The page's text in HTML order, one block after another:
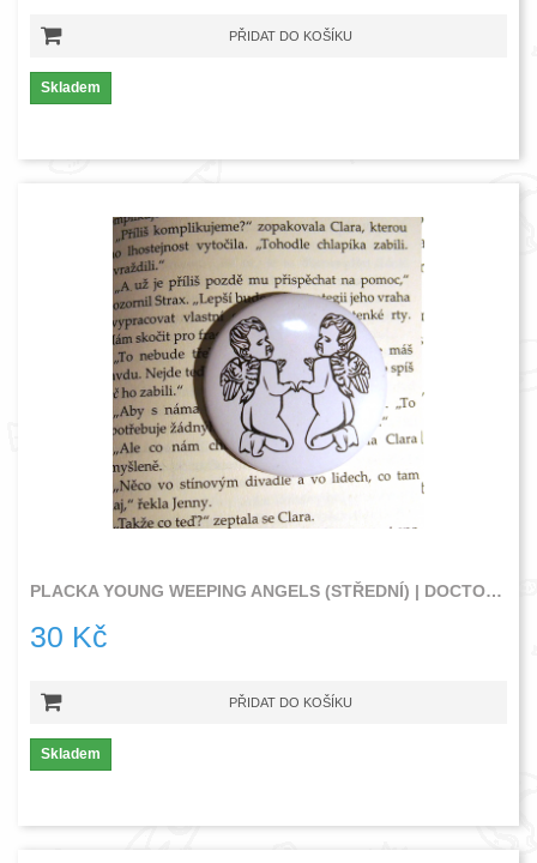
PŘIDAT DO KOŠÍKU
Skladem
PLACKA YOUNG WEEPING ANGELS (STŘEDNÍ) | DOCTOR WHO
30 Kč
PŘIDAT DO KOŠÍKU
Skladem